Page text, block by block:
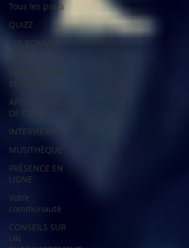
Tous les posts
QUIZZ
LES BONNES
INFOS
PROMOTION
MUSICALE
ARTISTES COUP
DE COEUR
INTERVIEWS
MUSITHÈQUE
PRÉSENCE EN
LIGNE
Votre
communauté
CONSEILS SUR
UN